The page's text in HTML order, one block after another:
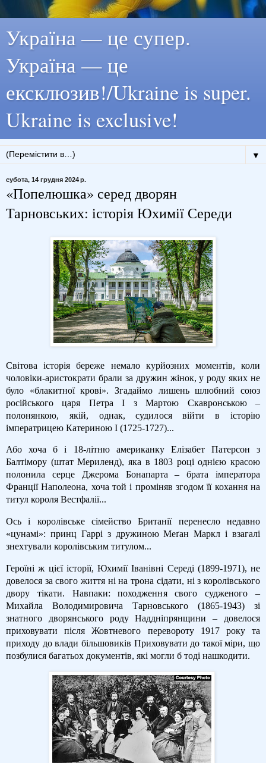
Україна — це супер.
Україна — це
ексклюзив!/Ukraine is super.
Ukraine is exclusive!
▼
субота, 14 грудня 2024 р.
«Попелюшка» серед дворян
Тарновських: історія Юхимії Середи
Світова історія береже немало курйозних моментів, коли
чоловіки-аристократи брали за дружин жінок, у роду яких не
було «блакитної крові». Згадаймо лишень шлюбний союз
російського царя Петра І з Мартою Скавронською –
полонянкою, якій, однак, судилося війти в історію
імператрицею Катериною І (1725-1727)...
Або хоча б і 18-літню американку Елізабет Патерсон з
Балтімору (штат Мериленд), яка в 1803 році однією красою
полонила серце Джерома Бонапарта – брата імператора
Франції Наполеона, хоча той і проміняв згодом її кохання на
титул короля Вестфалії...
Ось і королівське сімейство Британії перенесло недавно
«цунамі»: принц Гаррі з дружиною Меґан Маркл і взагалі
знехтували королівським титулом...
Героїні ж цієї історії, Юхимії Іванівні Середі (1899-1971), не
довелося за свого життя ні на трона сідати, ні з королівського
двору тікати. Навпаки: походження свого судженого –
Михайла Володимировича Тарновського (1865-1943) зі
знатного дворянського роду Наддніпрянщини – довелося
приховувати після Жовтневого перевороту 1917 року та
приходу до влади більшовиків Приховувати до такої міри, що
позбулися багатьох документів, які могли б тоді нашкодити.